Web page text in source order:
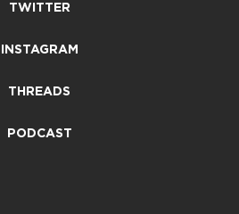
TWITTER
INSTAGRAM
THREADS
PODCAST